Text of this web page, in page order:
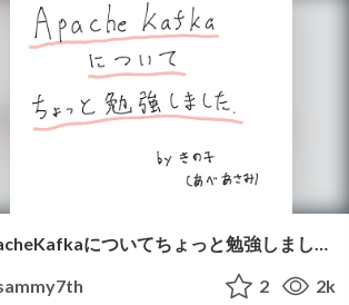
ApacheKafkaについてちょっと勉強しました
2 2k